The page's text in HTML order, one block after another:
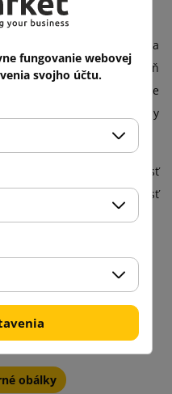
– Ružová farba dodáva
charaktera zároveň
vzhľad. Skvelá voľba pre
pre príležitostné materiály
ktoré spájajú odolnosť
pri používaní a možnosť
už na prvý pohľad.
Modré obálky
obálky
fungovanie webovej
svojho účtu.